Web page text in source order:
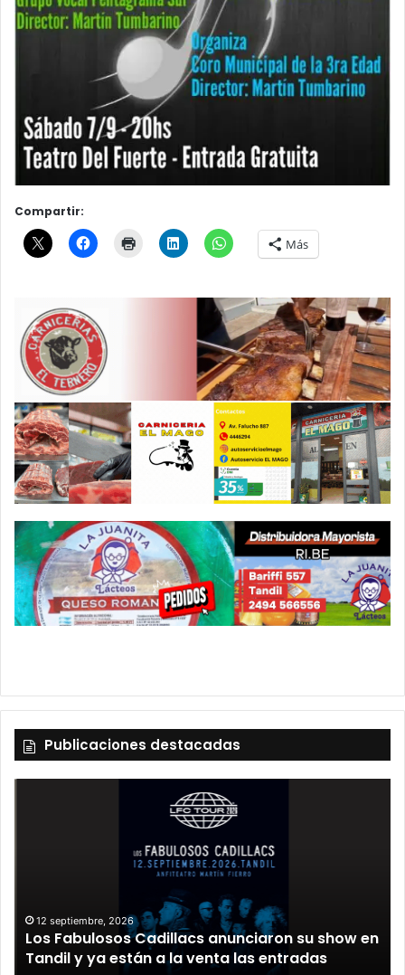
Compartir:
Más
Publicaciones destacadas
12 septiembre, 2026
Los Fabulosos Cadillacs anunciaron su show en
Tandil y ya están a la venta las entradas